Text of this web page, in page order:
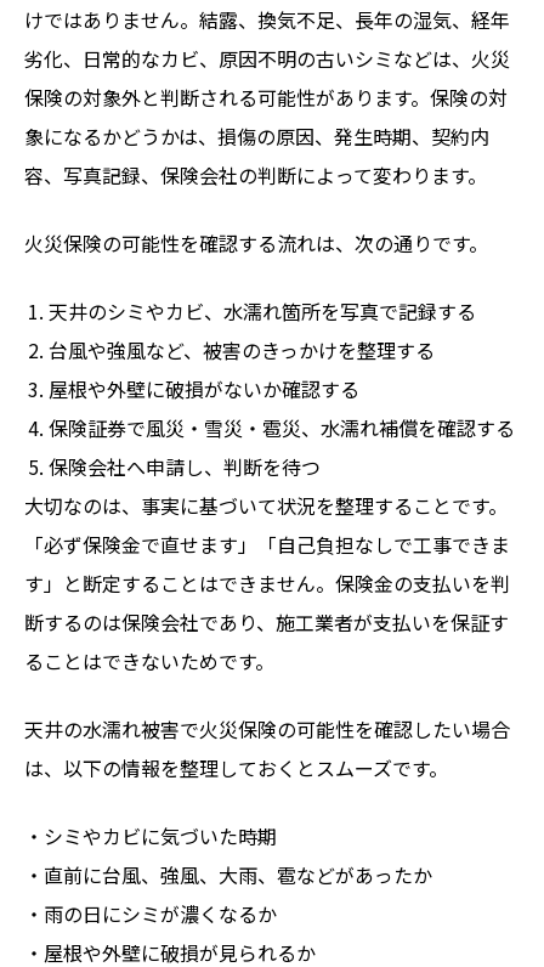
けではありません。結露、換気不足、長年の湿気、経年
劣化、日常的なカビ、原因不明の古いシミなどは、火災
保険の対象外と判断される可能性があります。保険の対
象になるかどうかは、損傷の原因、発生時期、契約内
容、写真記録、保険会社の判断によって変わります。
火災保険の可能性を確認する流れは、次の通りです。
天井のシミやカビ、水濡れ箇所を写真で記録する
台風や強風など、被害のきっかけを整理する
屋根や外壁に破損がないか確認する
保険証券で風災・雪災・雹災、水濡れ補償を確認する
保険会社へ申請し、判断を待つ
大切なのは、事実に基づいて状況を整理することです。
「必ず保険金で直せます」「自己負担なしで工事できま
す」と断定することはできません。保険金の支払いを判
断するのは保険会社であり、施工業者が支払いを保証す
ることはできないためです。
天井の水濡れ被害で火災保険の可能性を確認したい場合
は、以下の情報を整理しておくとスムーズです。
・シミやカビに気づいた時期
・直前に台風、強風、大雨、雹などがあったか
・雨の日にシミが濃くなるか
・屋根や外壁に破損が見られるか